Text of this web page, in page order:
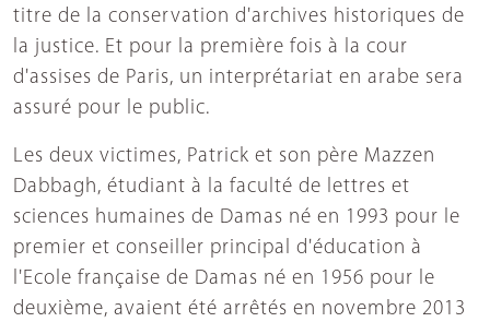
titre de la conservation d'archives historiques de
la justice. Et pour la première fois à la cour
d'assises de Paris, un interprétariat en arabe sera
assuré pour le public.
Les deux victimes, Patrick et son père Mazzen
Dabbagh, étudiant à la faculté de lettres et
sciences humaines de Damas né en 1993 pour le
premier et conseiller principal d'éducation à
l'Ecole française de Damas né en 1956 pour le
deuxième, avaient été arrêtés en novembre 2013